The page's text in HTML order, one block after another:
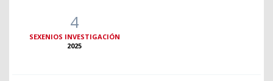
4
SEXENIOS INVESTIGACIÓN
2025